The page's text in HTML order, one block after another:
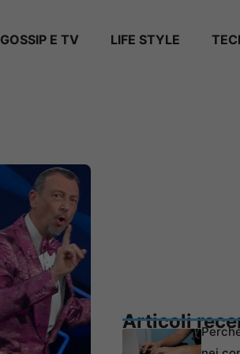
GOSSIP E TV LIFE STYLE
Articoli